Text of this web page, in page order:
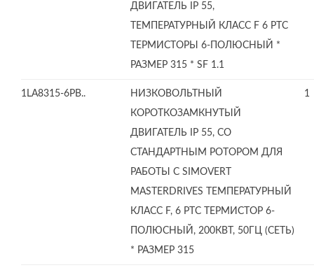
ДВИГАТЕЛЬ IP 55,
ТЕМПЕРАТУРНЫЙ КЛАСС F 6 PTC
ТЕРМИСТОРЫ 6-ПОЛЮСНЫЙ *
РАЗМЕР 315 * SF 1.1
1LA8315-6PB..
НИЗКОВОЛЬТНЫЙ
КОРОТКОЗАМКНУТЫЙ
ДВИГАТЕЛЬ IP 55, СО
СТАНДАРТНЫМ РОТОРОМ ДЛЯ
РАБОТЫ С SIMOVERT
MASTERDRIVES ТЕМПЕРАТУРНЫЙ
КЛАСС F, 6 PTC ТЕРМИСТОР 6-
ПОЛЮСНЫЙ, 200КВТ, 50ГЦ (СЕТЬ)
* РАЗМЕР 315
1